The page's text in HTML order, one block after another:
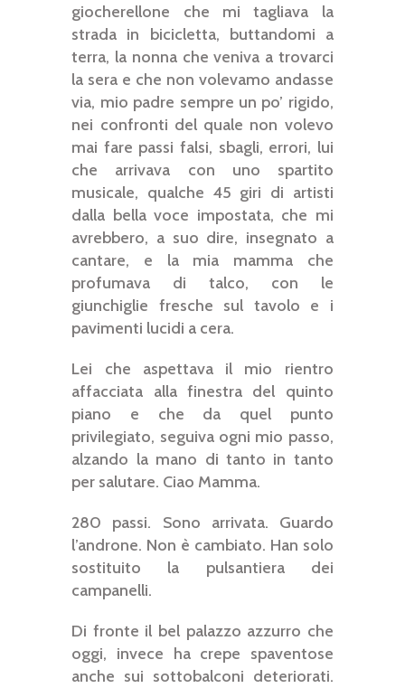
giocherellone che mi tagliava la
strada in bicicletta, buttandomi a
terra, la nonna che veniva a trovarci
la sera e che non volevamo andasse
via, mio padre sempre un po’ rigido,
nei confronti del quale non volevo
mai fare passi falsi, sbagli, errori, lui
che arrivava con uno spartito
musicale, qualche 45 giri di artisti
dalla bella voce impostata, che mi
avrebbero, a suo dire, insegnato a
cantare, e la mia mamma che
profumava di talco, con le
giunchiglie fresche sul tavolo e i
pavimenti lucidi a cera.
Lei che aspettava il mio rientro
affacciata alla finestra del quinto
piano e che da quel punto
privilegiato, seguiva ogni mio passo,
alzando la mano di tanto in tanto
per salutare. Ciao Mamma.
280 passi. Sono arrivata. Guardo
l’androne. Non è cambiato. Han solo
sostituito la pulsantiera dei
campanelli.
Di fronte il bel palazzo azzurro che
oggi, invece ha crepe spaventose
anche sui sottobalconi deteriorati.